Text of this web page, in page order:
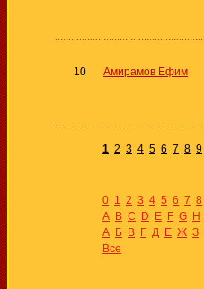
10 Амирамов Ефим
1 2 3 4 5 6 7 8 9
0 1 2 3 4 5 6 7 8
A B C D E F G H
А Б В Г Д Е Ж З
Все